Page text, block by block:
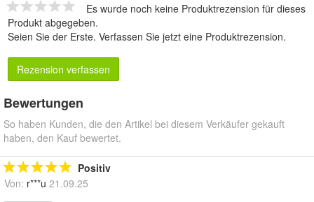
Es wurde noch keine Produktrezension für dieses
Produkt abgegeben.
Seien Sie der Erste. Verfassen Sie jetzt eine Produktrezension.
Rezension verfassen
Bewertungen
So haben Kunden, die den Artikel bei diesem Verkäufer gekauft
haben, den Kauf bewertet.
Positiv
Von: r***u 21.09.25